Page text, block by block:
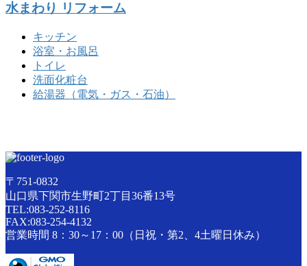
水まわり リフォーム
キッチン
浴室・お風呂
トイレ
洗面化粧台
給湯器（電気・ガス・石油）
〒751-0832
山口県下関市生野町2丁目36番13号
TEL:083-252-8116
FAX:083-254-4132
営業時間 8：30～17：00（日祝・第2、4土曜日休み）